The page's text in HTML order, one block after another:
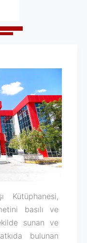
Kütüphanesi,
basılı ve
sunan ve
bulunan